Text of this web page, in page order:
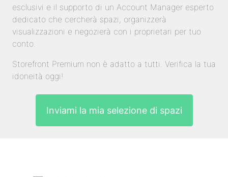
esclusivi e il supporto di un Account Manager esperto
dedicato che cercherà spazi, organizzerà
visualizzazioni e negozierà con i proprietari per tuo
conto.
Storefront Premium non è adatto a tutti. Verifica la tua
idoneità oggi!
Inviami la mia selezione di spazi